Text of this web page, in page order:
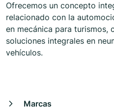
Ofrecemos un concepto
relacionado con la
en mecánica para turismos,
soluciones integrales en
vehículos.
Marcas